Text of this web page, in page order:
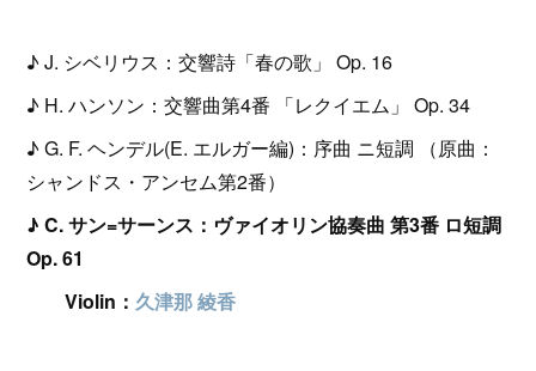
♪ J. シベリウス：交響詩「春の歌」 Op. 16
♪ H. ハンソン：交響曲第4番 「レクイエム」 Op. 34
♪ G. F. ヘンデル(E. エルガー編)：序曲 ニ短調 （原曲：
シャンドス・アンセム第2番）
♪ C. サン=サーンス：ヴァイオリン協奏曲 第3番 ロ短調
Op. 61
Violin： 久津那 綾香